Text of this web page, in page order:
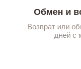
Обмен и
Возврат или
дней с